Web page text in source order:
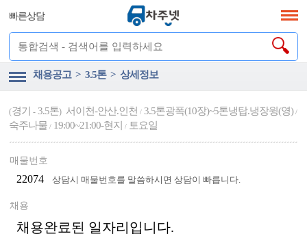
빠른상담
채용공고 > 3.5톤 > 상세정보
(경기 -3.5톤) 서이천-안산.인천/ 3.5톤광폭(10장)~5톤냉탑.냉장윙(영)/
숙주나물/ 19:00~21:00-현지/ 토요일
매물번호
22074 상담시 매물번호를 말씀하시면 상담이 빠릅니다.
채용
채용완료된 일자리입니다.